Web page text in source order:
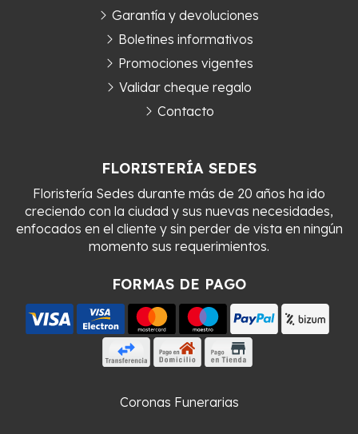
FLORISTERÍA SEDES
Floristería Sedes durante más de 20 años ha ido
creciendo con la ciudad y sus nuevas necesidades,
enfocados en el cliente y sin perder de vista en ningún
momento sus requerimientos.
FORMAS DE PAGO
Garantía y devoluciones
Boletines informativos
Promociones vigentes
Validar cheque regalo
Contacto
Coronas Funerarias